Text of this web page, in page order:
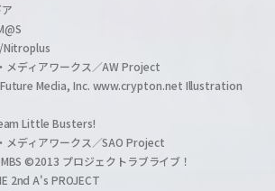
Nitroplus
メディアワークス／AW Project
Media, Inc. www.crypton.net Illustration
Little Busters!
メディアワークス／SAO Project
©2013 プロジェクトラブライブ！
2nd A's PROJECT